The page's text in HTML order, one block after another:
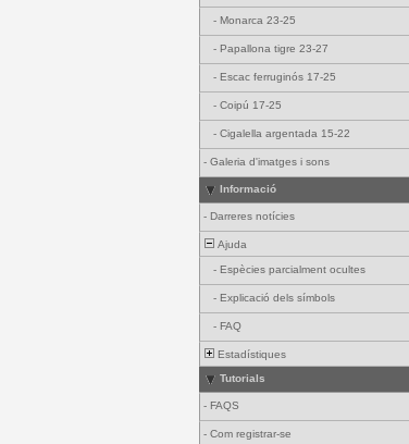
- Monarca 23-25
- Papallona tigre 23-27
- Escac ferruginós 17-25
- Coipú 17-25
- Cigalella argentada 15-22
- Galeria d'imatges i sons
Informació
- Darreres notícies
Ajuda
- Espècies parcialment ocultes
- Explicació dels símbols
- FAQ
Estadístiques
Tutorials
- FAQS
- Com registrar-se